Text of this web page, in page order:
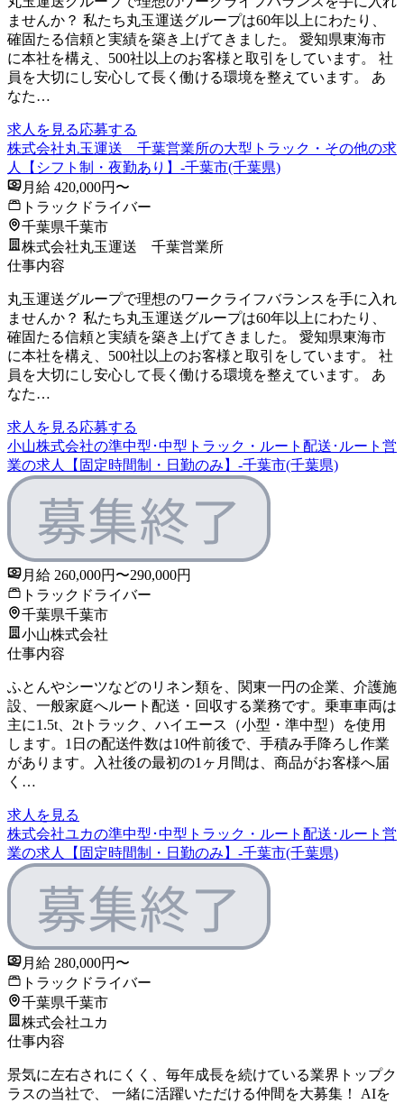
ませんか？ 私たち丸玉運送グループは60年以上にわたり、
確固たる信頼と実績を築き上げてきました。 愛知県東海市
に本社を構え、500社以上のお客様と取引をしています。 社
員を大切にし安心して長く働ける環境を整えています。 あ
なた…
求人を見る応募する
株式会社丸玉運送 千葉営業所の大型トラック・その他の求
人【シフト制・夜勤あり】-千葉市(千葉県)
月給 420,000円〜
トラックドライバー
千葉県千葉市
株式会社丸玉運送 千葉営業所
仕事内容
丸玉運送グループで理想のワークライフバランスを手に入れ
ませんか？ 私たち丸玉運送グループは60年以上にわたり、
確固たる信頼と実績を築き上げてきました。 愛知県東海市
に本社を構え、500社以上のお客様と取引をしています。 社
員を大切にし安心して長く働ける環境を整えています。 あ
なた…
求人を見る応募する
小山株式会社の準中型･中型トラック・ルート配送･ルート営
業の求人【固定時間制・日勤のみ】-千葉市(千葉県)
月給 260,000円〜290,000円
トラックドライバー
千葉県千葉市
小山株式会社
仕事内容
ふとんやシーツなどのリネン類を、関東一円の企業、介護施
設、一般家庭へルート配送・回収する業務です。乗車車両は
主に1.5t、2tトラック、ハイエース（小型・準中型）を使用
します。1日の配送件数は10件前後で、手積み手降ろし作業
があります。入社後の最初の1ヶ月間は、商品がお客様へ届
く…
求人を見る
株式会社ユカの準中型･中型トラック・ルート配送･ルート営
業の求人【固定時間制・日勤のみ】-千葉市(千葉県)
月給 280,000円〜
トラックドライバー
千葉県千葉市
株式会社ユカ
仕事内容
景気に左右されにくく、毎年成長を続けている業界トップク
ラスの当社で、 一緒に活躍いただける仲間を大募集！ AIを